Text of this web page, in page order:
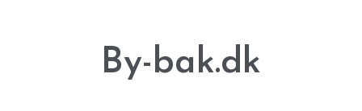
By-bak.dk